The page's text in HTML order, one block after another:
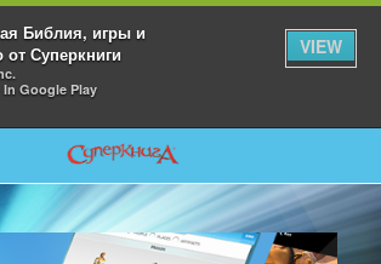
Библия, игры и
от Суперкниги
In Google Play
VIEW
Return to Content